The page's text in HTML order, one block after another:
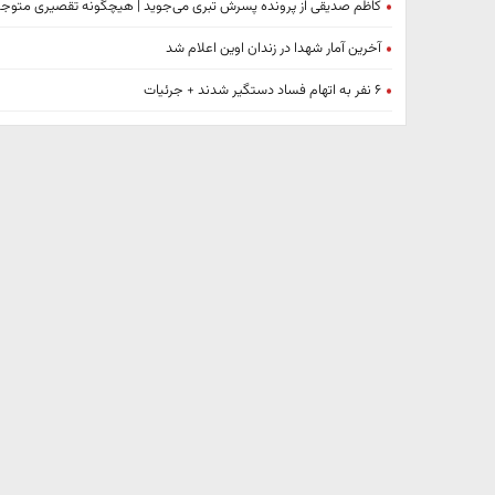
کاظم صدیقی از پرونده پسرش تبری می‌جوید | هیچگونه تقصیری
آخرین آمار شهدا در زندان اوین اعلام شد
۶ نفر به اتهام فساد دستگیر شدند + جرئیات